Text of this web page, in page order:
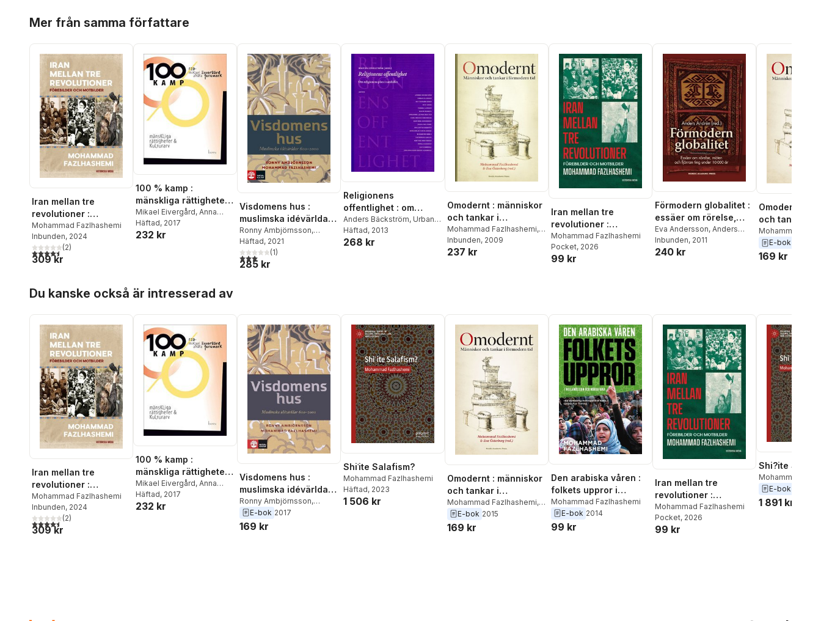
Mer från samma författare
Iran mellan tre
revolutioner :
förebilder och
motbilder
Mohammad Fazlhashemi
Inbunden, 2024
4,5utav 5 stjärnor. Totalt antal röster:
(2)
309 kr
100 % kamp :
mänskliga rättigheter
och kulturarv
Mikael Eivergård, Anna
Furumark,Marian Bergroth
Christine Bylund
Ingrid Martins Holmberg,
Patrik Nordell,Hanna
Häftad, 2017
232 kr
Visdomens hus :
muslimska idévärldar
600-2000
Ronny Ambjörnsson,
Mohammad Fazlhashemi
Häftad, 2021
3,0utav 5 stjärnor. Totalt antal röster:
(1)
285 kr
Religionens
offentlighet : om
religionens plats i
samhället
Anders Bäckström, Urban
Claesson,Ulf
Zackariasson
Mohammad Fazlhashemi
Elisabeth Gerle,Catherine
Keller,Mattias Martinson,
Petra Carlsson,Jan
Eckerdal,Johanna
Gustafsson Lundberg
Häftad, 2013
268 kr
Omodernt : människor
och tankar i
förmodern tid
Mohammad Fazlhashemi,
Eva Österberg
Inbunden, 2009
237 kr
Iran mellan tre
revolutioner :
förebilder och
motbilder
Mohammad Fazlhashemi
Pocket, 2026
99 kr
Förmodern globalitet :
essäer om rörelse,
möten och fjärran ting
under 10 000 år
Eva Andersson, Anders
Andrén,Hans Bolin
Bonsdorff
Svanberg,Torun
Zachrisson
Inbunden, 2011
240 kr
Omodernt :
och tankar i
förmodern tid
Mohammad
Eva Österberg
E-bok
169 kr
Du kanske också är intresserad av
Iran mellan tre
revolutioner :
förebilder och
motbilder
Mohammad Fazlhashemi
Inbunden, 2024
4,5utav 5 stjärnor. Totalt antal röster:
(2)
309 kr
100 % kamp :
mänskliga rättigheter
och kulturarv
Mikael Eivergård, Anna
Furumark,Marian Bergroth
Christine Bylund
Häftad, 2017
232 kr
Visdomens hus :
muslimska idévärldar
600-2000
Ronny Ambjörnsson,
Mohammad Fazlhashemi
E-bok 2017
169 kr
Shiʿite Salafism?
Mohammad Fazlhashemi
Häftad, 2023
1 506 kr
Omodernt : människor
och tankar i
förmodern tid
Mohammad Fazlhashemi,
Eva Österberg
E-bok 2015
169 kr
Den arabiska våren :
folkets uppror i
Mellanöstern och
Nordafrika
Mohammad Fazlhashemi
E-bok 2014
99 kr
Iran mellan tre
revolutioner :
förebilder och
motbilder
Mohammad Fazlhashemi
Pocket, 2026
99 kr
Shi?ite
Mohammad
E-bok
1 891 kr